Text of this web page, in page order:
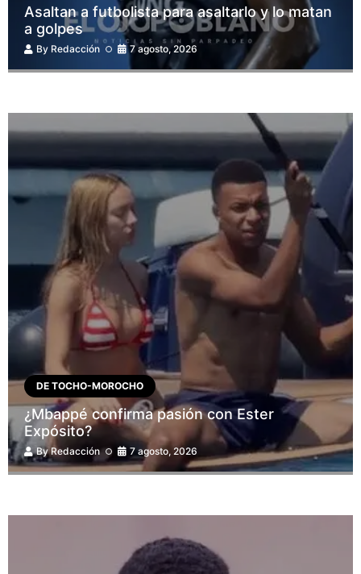
Asaltan a futbolista para asaltarlo y lo matan
a golpes
By Redacción 7 agosto, 2026
DE TOCHO-MOROCHO
¿Mbappé confirma pasión con Ester
Expósito?
ByRedacción 7 agosto, 2026